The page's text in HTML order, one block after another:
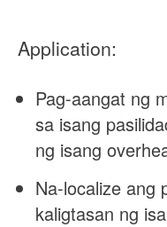
Application:
Pag-aangat ng
sa isang
ng isang
Na-localize ang
kaligtasan ng